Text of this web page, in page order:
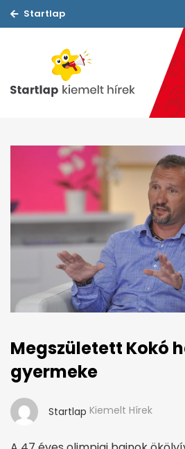
Startlap
Megszületett Kokó
gyermeke
Startlap Kiemelt Hírek